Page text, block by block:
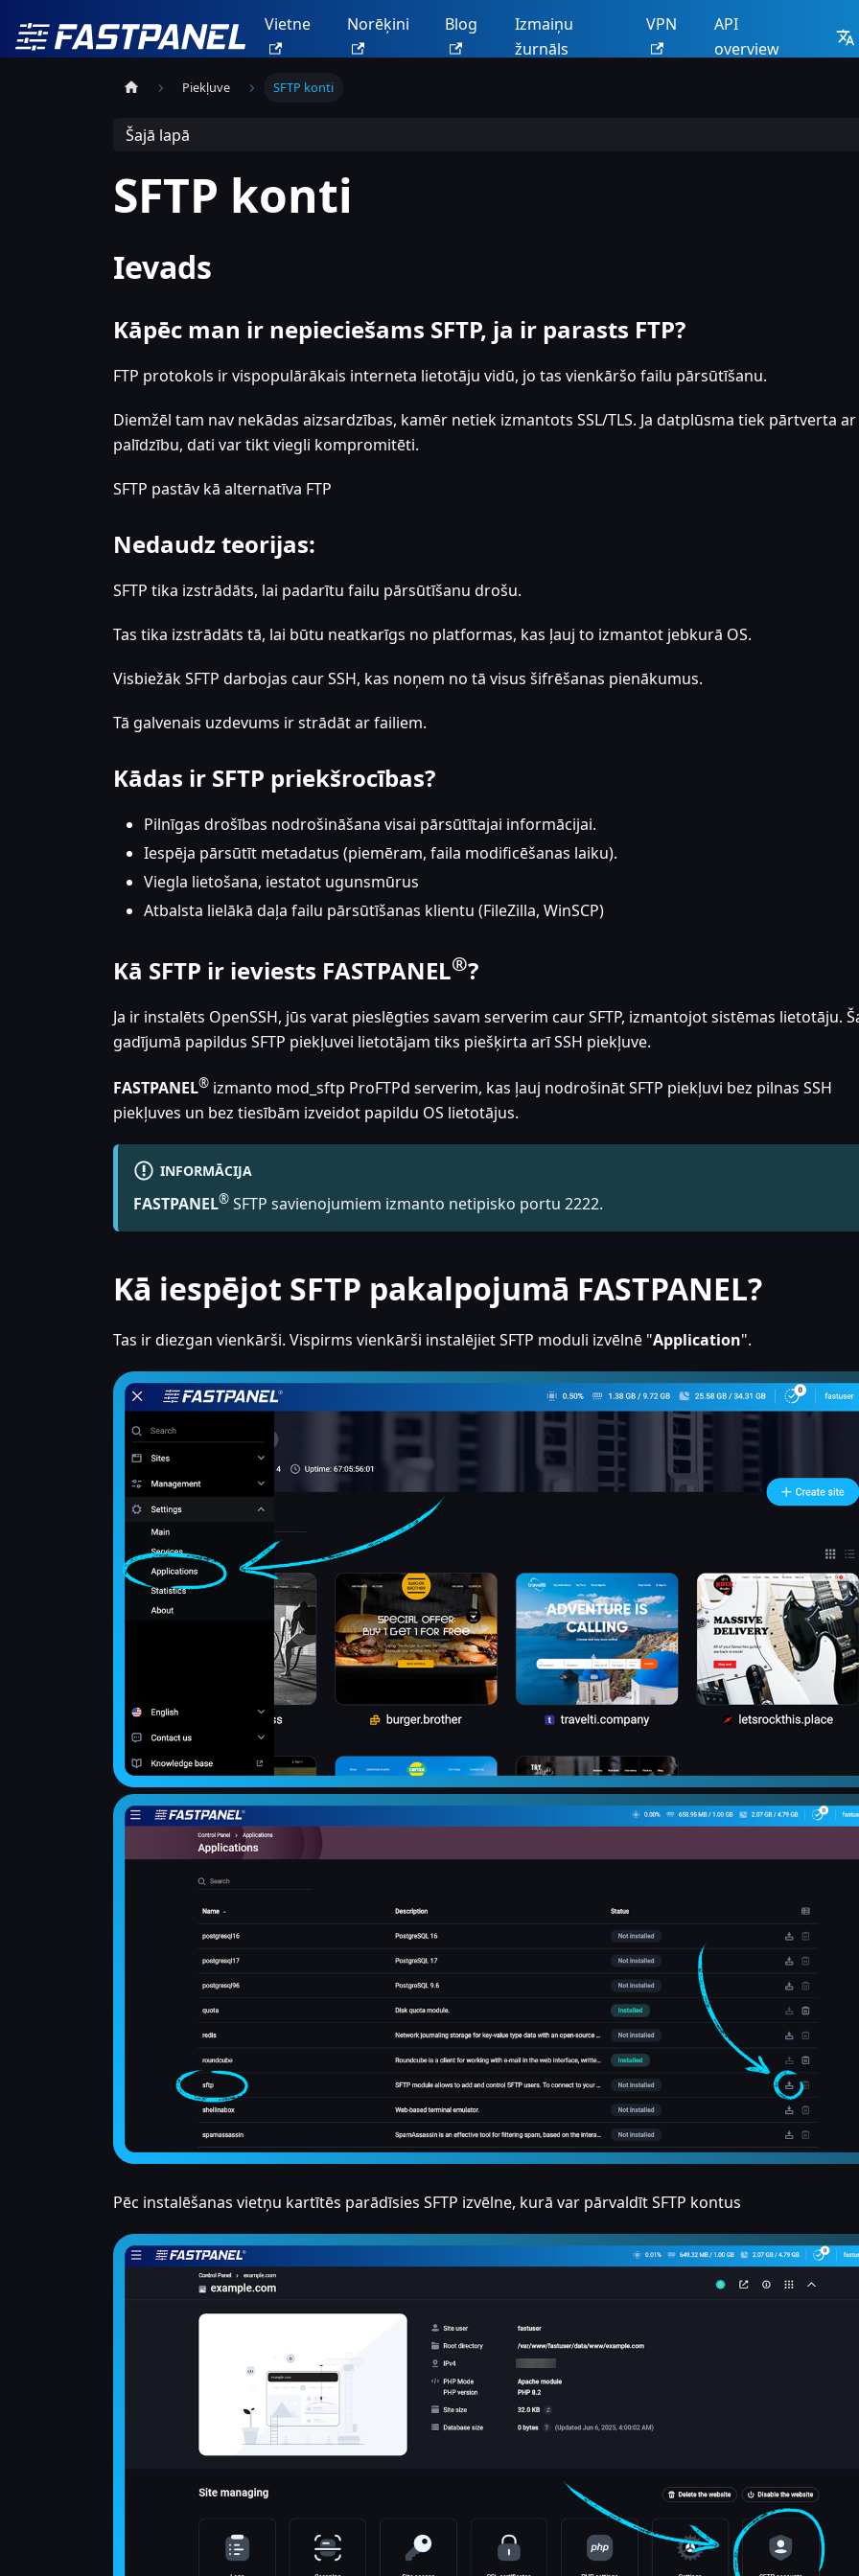
Vietne Norēķini Blog
Izmaiņu
žurnāls
VPN
API
overview
Piekļuve SFTP konti
Šajā lapā
SFTP konti
Ievads
Kāpēc man ir nepieciešams SFTP, ja ir parasts FTP?
FTP protokols ir vispopulārākais interneta lietotāju vidū, jo tas vienkāršo failu pārsūtīšanu.
Diemžēl tam nav nekādas aizsardzības, kamēr netiek izmantots SSL/TLS. Ja datplūsma tiek pārtverta
palīdzību, dati var tikt viegli kompromitēti.
SFTP pastāv kā alternatīva FTP
Nedaudz teorijas:
SFTP tika izstrādāts, lai padarītu failu pārsūtīšanu drošu.
Tas tika izstrādāts tā, lai būtu neatkarīgs no platformas, kas ļauj to izmantot jebkurā OS.
Visbiežāk SFTP darbojas caur SSH, kas noņem no tā visus šifrēšanas pienākumus.
Tā galvenais uzdevums ir strādāt ar failiem.
Kādas ir SFTP priekšrocības?
Pilnīgas drošības nodrošināšana visai pārsūtītajai informācijai.
Iespēja pārsūtīt metadatus (piemēram, faila modificēšanas laiku).
Viegla lietošana, iestatot ugunsmūrus
Atbalsta lielākā daļa failu pārsūtīšanas klientu (FileZilla, WinSCP)
Kā SFTP ir ieviests FASTPANEL®?
Ja ir instalēts OpenSSH, jūs varat pieslēgties savam serverim caur SFTP, izmantojot sistēmas lietotāju.
gadījumā papildus SFTP piekļuvei lietotājam tiks piešķirta arī SSH piekļuve.
FASTPANEL® izmanto mod_sftp ProFTPd serverim, kas ļauj nodrošināt SFTP piekļuvi bez pilnas SSH
piekļuves un bez tiesībām izveidot papildu OS lietotājus.
INFORMĀCIJA
FASTPANEL® SFTP savienojumiem izmanto netipisko portu 2222.
Kā iespējot SFTP pakalpojumā FASTPANEL?
Tas ir diezgan vienkārši. Vispirms vienkārši instalējiet SFTP moduli izvēlnē "Application".
Pēc instalēšanas vietņu kartītēs parādīsies SFTP izvēlne, kurā var pārvaldīt SFTP kontus